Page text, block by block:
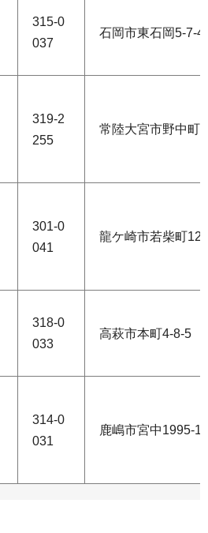
315-0
037
石岡市東石岡5-7-
319-2
255
常陸大宮市野中町
301-0
041
龍ケ崎市若柴町
318-0
033
高萩市本町4-8-5
314-0
031
鹿嶋市宮中1995-1